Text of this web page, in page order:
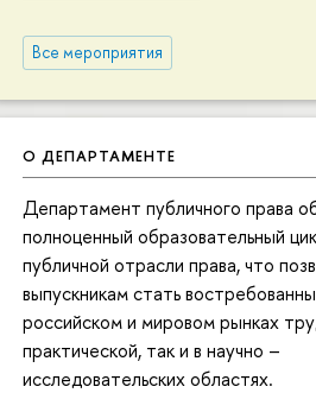
Все мероприятия
О ДЕПАРТАМЕНТЕ
Департамент публичного права
полноценный образовательный
публичной отрасли права, что
выпускникам стать
российском и мировом рынках
практической, так и в научно –
исследовательских областях.